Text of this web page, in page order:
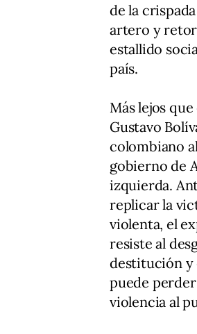
de la
artero y
estallido
país.
Más lejos
Gustavo
colombiano
gobierno de
izquierda.
replicar la
violenta, el
resiste al
destitución y
puede
violencia al